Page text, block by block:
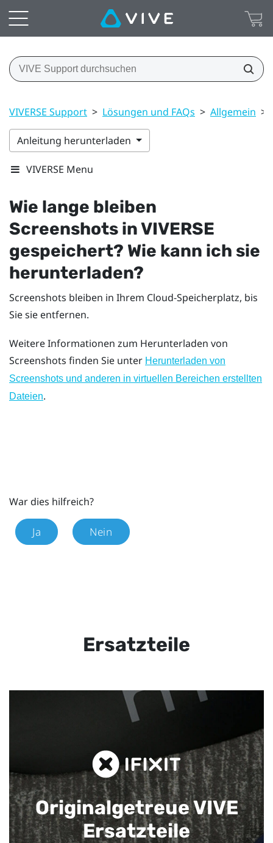
VIVERSE Support > Lösungen und FAQs > Allgemein >
Anleitung herunterladen
VIVERSE Menu
Wie lange bleiben
Screenshots inVIVERSE
gespeichert? Wie kann ich sie
herunterladen?
Screenshots bleiben in Ihrem Cloud-Speicherplatz, bis
Sie sie entfernen.
Weitere Informationen zum Herunterladen von
Screenshots finden Sie unter Herunterladen von
Screenshots und anderen in virtuellen Bereichen erstellten
Dateien.
War dies hilfreich?
Ja Nein
Ersatzteile
Originalgetreue VIVE
Ersatzteile